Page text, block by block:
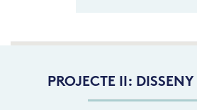
PROJECTE II: